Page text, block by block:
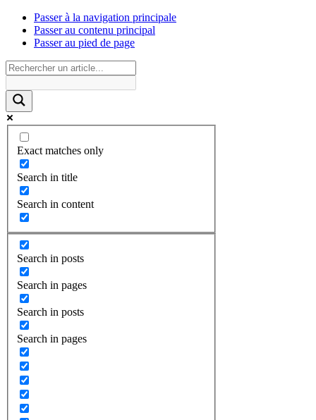
Passer à la navigation principale
Passer au contenu principal
Passer au pied de page
Exact matches only
Search in title
Search in content
Search in posts
Search in pages
Search in posts
Search in pages